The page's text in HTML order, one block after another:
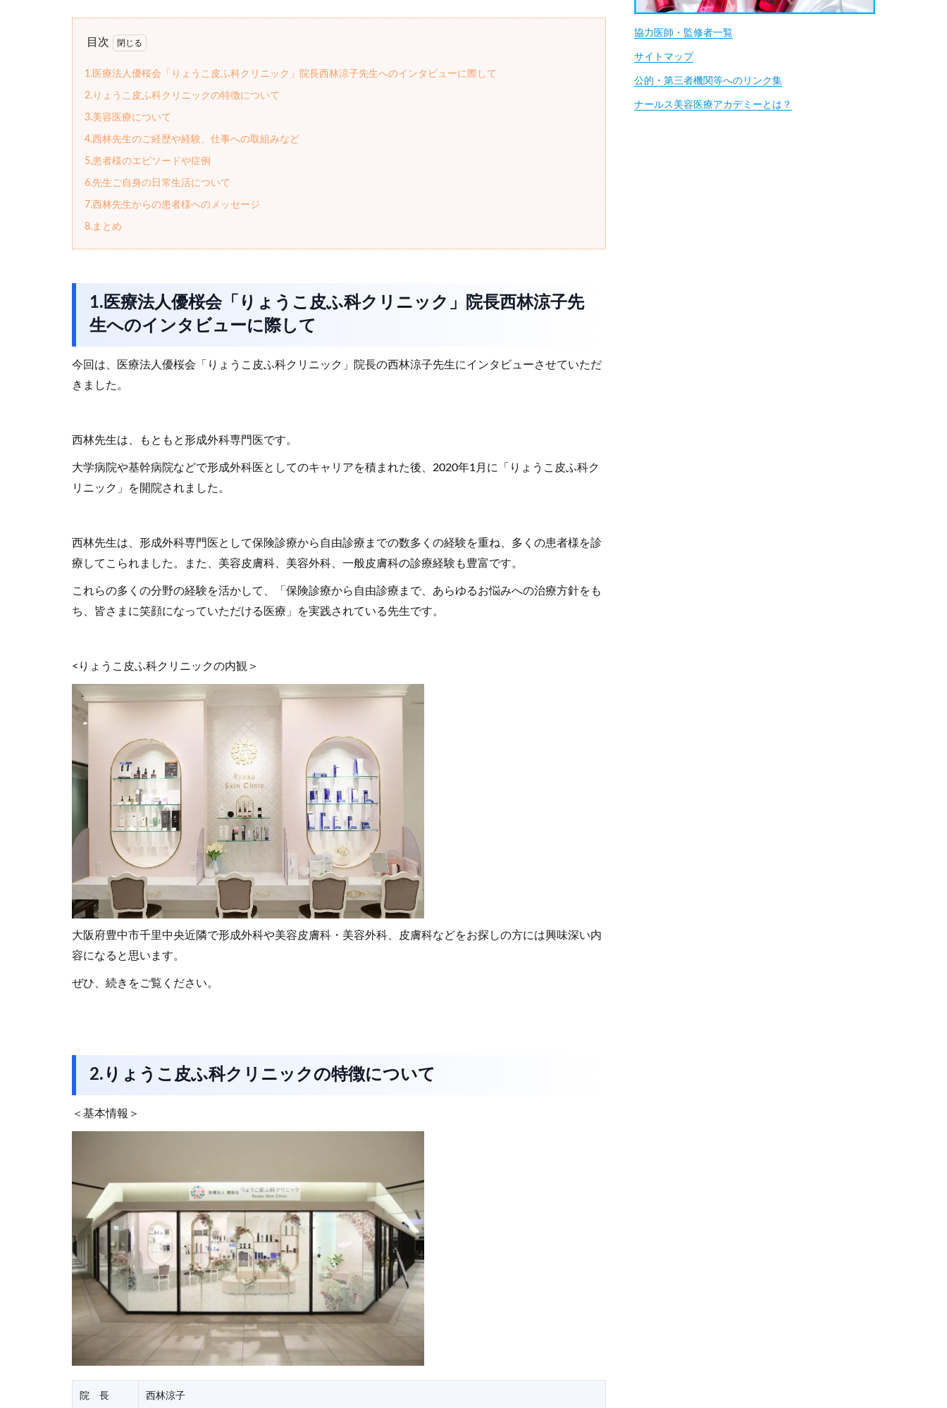
目次
1.医療法人優桜会「りょうこ皮ふ科クリニック」院長西林涼子先生へのインタビューに際して
2.りょうこ皮ふ科クリニックの特徴について
3.美容医療について
4.西林先生のご経歴や経験、仕事への取組みなど
5.患者様のエピソードや症例
6.先生ご自身の日常生活について
7.西林先生からの患者様へのメッセージ
8.まとめ
1.医療法人優桜会「りょうこ皮ふ科クリニック」院長西林涼子先
生へのインタビューに際して
今回は、医療法人優桜会「りょうこ皮ふ科クリニック」院長の西林涼子先生にインタビューさせていただ
きました。
西林先生は、もともと形成外科専門医です。
大学病院や基幹病院などで形成外科医としてのキャリアを積まれた後、2020年1月に「りょうこ皮ふ科ク
リニック」を開院されました。
西林先生は、形成外科専門医として保険診療から自由診療までの数多くの経験を重ね、多くの患者様を診
療してこられました。また、美容皮膚科、美容外科、一般皮膚科の診療経験も豊富です。
これらの多くの分野の経験を活かして、「保険診療から自由診療まで、あらゆるお悩みへの治療方針をも
ち、皆さまに笑顔になっていただける医療」を実践されている先生です。
<りょうこ皮ふ科クリニックの内観＞
大阪府豊中市千里中央近隣で形成外科や美容皮膚科・美容外科、皮膚科などをお探しの方には興味深い内
容になると思います。
ぜひ、続きをご覧ください。
2.りょうこ皮ふ科クリニックの特徴について
＜基本情報＞
院 長 西林涼子
協力医師・監修者一覧
サイトマップ
公的・第三者機関等へのリンク集
ナールス美容医療アカデミーとは？